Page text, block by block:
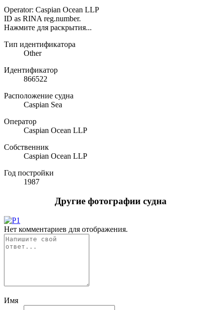
Operator: Caspian Ocean LLP
ID as RINA reg.number.
Нажмите для раскрытия...
Тип идентификатора
Other
Идентификатор
866522
Расположение судна
Caspian Sea
Оператор
Caspian Ocean LLP
Собственник
Caspian Ocean LLP
Год постройки
1987
Другие фотографии судна
Нет комментариев для отображения.
Имя